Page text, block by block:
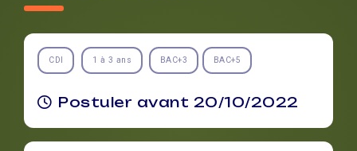
CDI 1 à 3 ans BAC+3 BAC+5
Postuler avant 20/10/2022